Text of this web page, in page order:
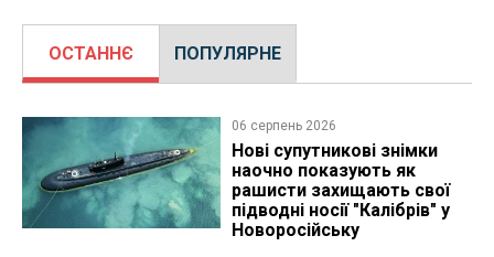
ОСТАННЄ ПОПУЛЯРНЕ
06 серпень 2026
Нові супутникові знімки
наочно показують як
рашисти захищають свої
підводні носії "Калібрів" у
Новоросійську